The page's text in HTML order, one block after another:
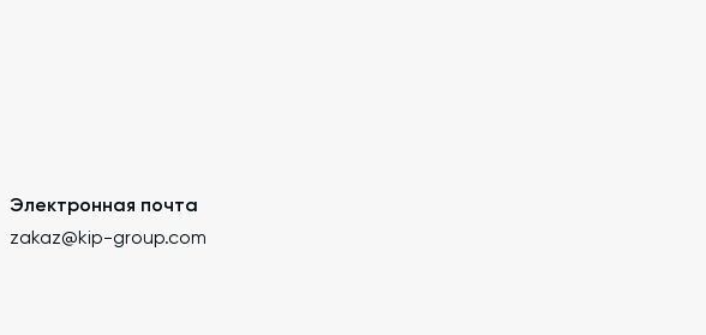
Электронная почта
zakaz@kip-group.com